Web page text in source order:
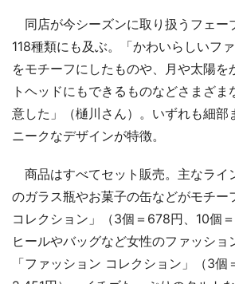
同店が今シーズンに取り扱うフェー
118種類にも及ぶ。「かわいらしいフ
をモチーフにしたものや、月や太陽を
トヘッドにもできるものなどさまざま
意した」（樋川さん）。いずれも細部
ニークなデザインが特徴。
商品はすべてセット販売。主なライ
のガラス瓶やお菓子の缶などがモチー
コレクション」（3個＝678円、10個
ヒールやバッグなど女性のファッショ
「ファッション コレクション」（3個